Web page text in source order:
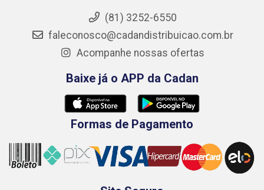
(81) 3252-6550
faleconosco@cadandistribuicao.com.br
Acompanhe nossas ofertas
Baixe já o APP da Cadan
Formas de Pagamento